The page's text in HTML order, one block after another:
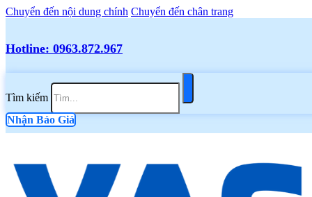
Chuyển đến nội dung chính Chuyển đến chân trang
Hotline: 0963.872.967
Tìm kiếm
Nhận Báo Giá